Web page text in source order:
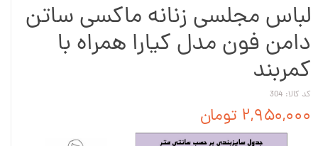
لباس مجلسی زنانه ماکسی ساتن
دامن فون مدل کیارا همراه با
کمربند
کد کالا: 304
۲,۹۵۰,۰۰۰ تومان